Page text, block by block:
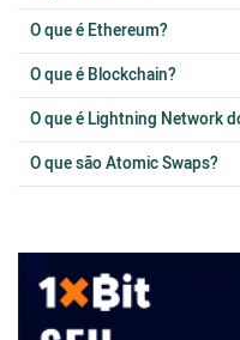
O que é Ethereum?
O que é Blockchain?
O que é Lightning Network
O que são Atomic Swaps?